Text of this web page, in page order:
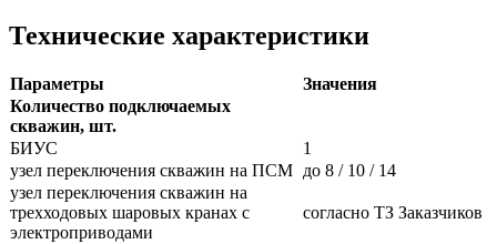
Технические характеристики
Параметры
Значения
Количество подключаемых
скважин, шт.
БИУС
1
узел переключения скважин на ПСМ до 8 / 10 / 14
узел переключения скважин на
трехходовых шаровых кранах с
электроприводами
согласно ТЗ Заказчиков